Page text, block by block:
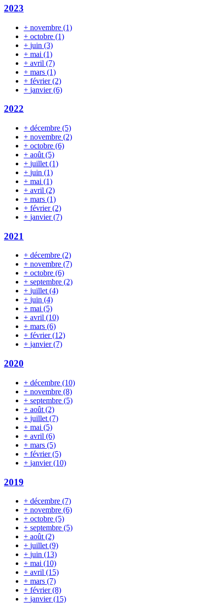
2023
+ novembre (1)
+ octobre (1)
+ juin (3)
+ mai (1)
+ avril (7)
+ mars (1)
+ février(2)
+ janvier(6)
2022
+ décembre (5)
+ novembre (2)
+ octobre (6)
+ août (5)
+ juillet (1)
+ juin (1)
+ mai (1)
+ avril (2)
+ mars (1)
+ février(2)
+ janvier(7)
2021
+ décembre (2)
+ novembre (7)
+ octobre (6)
+ septembre (2)
+ juillet(4)
+ juin (4)
+ mai (5)
+ avril (10)
+ mars (6)
+ février(12)
+ janvier(7)
2020
+ décembre (10)
+ novembre (8)
+ septembre (5)
+ août (2)
+ juillet (7)
+ mai (5)
+ avril (6)
+ mars (5)
+ février(5)
+ janvier(10)
2019
+ décembre (7)
+ novembre (6)
+ octobre (5)
+ septembre (5)
+ août (2)
+ juillet (9)
+ juin (13)
+ mai (10)
+ avril (15)
+ mars (7)
+ février(8)
+ janvier(15)